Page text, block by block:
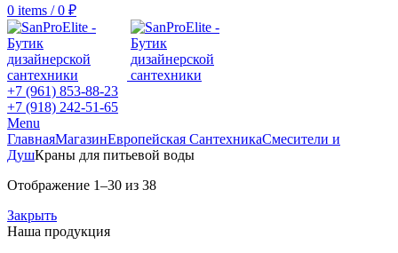
0 items / 0 ₽
+7 (961) 853-88-23
+7 (918) 242-51-65
Menu
ГлавнаяМагазинЕвропейская СантехникаСмесители и
ДушКраны для питьевой воды
Отображение 1–30 из 38
Закрыть
Наша продукция